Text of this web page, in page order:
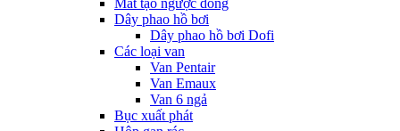
Mắt tạo ngược dòng
Dây phao hồ bơi
Dây phao hồ bơi Dofi
Các loại van
Van Pentair
Van Emaux
Van 6 ngả
Bục xuất phát